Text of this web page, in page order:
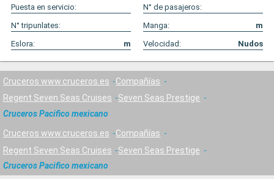
Puesta en servicio:
N° de pasajeros:
N° tripunlates:
Manga:
m
Eslora:
m Velocidad: Nudos
Cruceros www.cruceros.es
Compañías
Regent Seven Seas Cruises
Seven Seas Prestige
Cruceros Pacifico mexicano
Cruceros www.cruceros.es
Compañías
Regent Seven Seas Cruises
Seven Seas Prestige
Cruceros Pacifico mexicano